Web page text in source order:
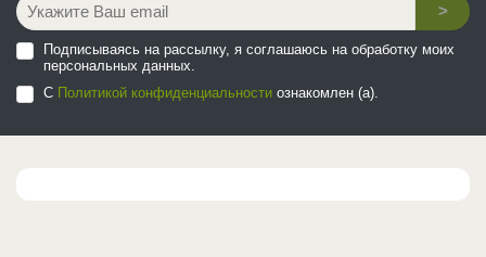
>
Подписываясь на рассылку, я соглашаюсь на обработку моих
персональных данных.
С Политикой конфиденциальности ознакомлен (а).